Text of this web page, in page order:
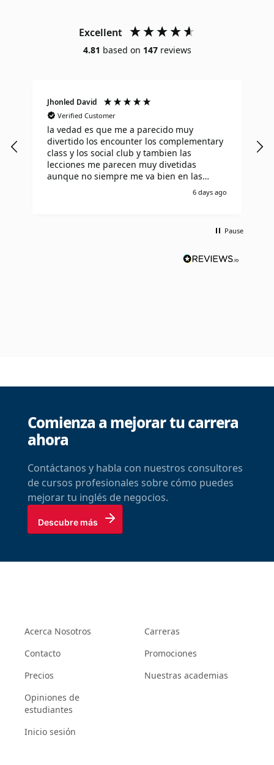
Excellent
4.81 based on 147 reviews
Jhonled David
Verified Customer
la vedad es que me a parecido muy
divertido los encounter los complementary
class y los social club y tambien las
lecciones me parecen muy divetidas
aunque no siempre me va bien en las
lecciones pero aprendo muy rapido de mis
6 days ago
Pause
Comienza a mejorar tu carrera
ahora
Contáctanos y habla con nuestros consultores
de cursos profesionales sobre cómo puedes
mejorar tu inglés de negocios.
Descubre más
Acerca Nosotros
Contacto
Precios
Opiniones de
estudiantes
Inicio sesión
Carreras
Promociones
Nuestras academias